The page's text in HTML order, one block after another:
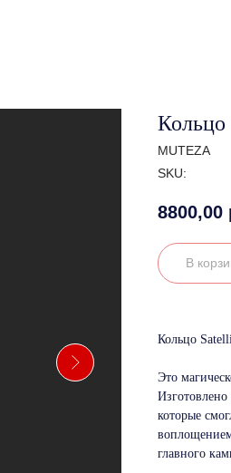
Кольцо
MUTEZA
SKU:
8800,00
В
Кольцо
Это
которые
главного